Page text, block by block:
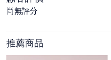
尚無評分
推薦商品